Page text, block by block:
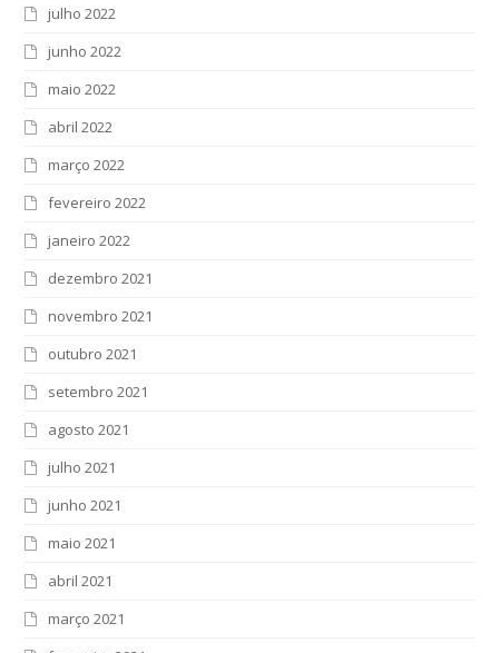
julho 2022
junho 2022
maio 2022
abril 2022
março 2022
fevereiro 2022
janeiro 2022
dezembro 2021
novembro 2021
outubro 2021
setembro 2021
agosto 2021
julho 2021
junho 2021
maio 2021
abril 2021
março 2021